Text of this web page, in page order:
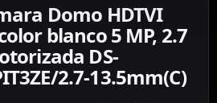
Domo HDTVI
blanco 5 MP, 2.7
DS-
2.7-13.5mm(C)